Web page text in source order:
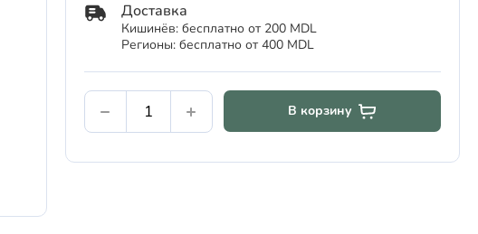
Доставка
Кишинёв: бесплатно от 200 MDL
Регионы: бесплатно от 400 MDL
В корзину